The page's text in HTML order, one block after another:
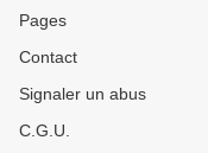
Pages
Contact
Signaler un abus
C.G.U.